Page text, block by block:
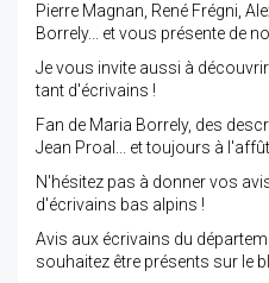
Pierre Magnan, René Frégni,
Borrely... et vous présente de
Je vous invite aussi à
tant d'écrivains !
Fan de Maria Borrely, des
Jean Proal... et toujours à
N'hésitez pas à donner vos
d'écrivains bas alpins !
Avis aux écrivains du
souhaitez être présents sur le